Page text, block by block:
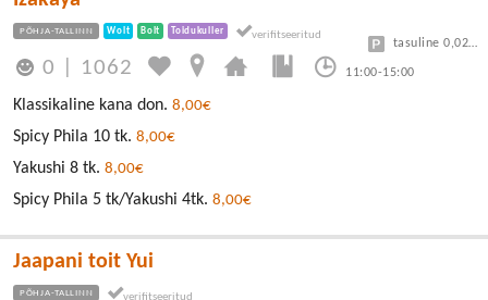
PÕHJA-TALLINN Wolt Bolt Toidukuller
0 1062 11:00-15:00
tasuline 0,025 €/minut
Klassikaline kana don. 8,00€
Spicy Phila 10 tk. 8,00€
Yakushi 8 tk. 8,00€
Spicy Phila 5 tk/Yakushi 4tk. 8,00€
Jaapani toit Yui
PÕHJA-TALLINN